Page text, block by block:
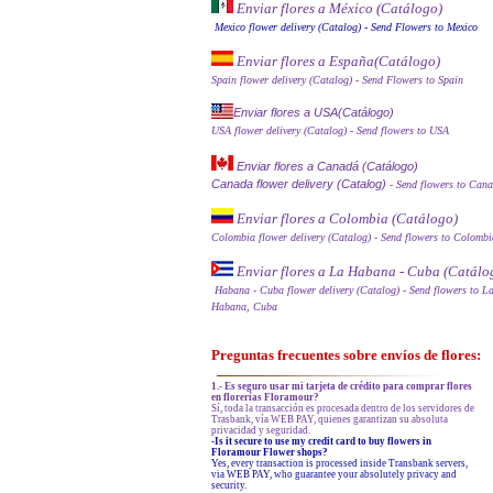
Enviar flores a México (Catálogo)
Mexico flower delivery (Catalog) - Send Flowers to Mexico
Enviar flores a España(Catálogo)
Spain flower delivery (Catalog) - Send Flowers to Spain
Enviar flores a USA(Catálogo)
USA flower delivery (Catalog) - Send flowers to USA
Enviar flores a Canadá (Catálogo)
Canada flower delivery (Catalog) - Send flowers to
Enviar flores a Colombia (Catálogo)
Colombia flower delivery (Catalog) - Send flowers to
Enviar flores a La Habana - Cuba
Habana - Cuba flower delivery (Catalog) - Send flowers to La
Habana, Cuba
Preguntas frecuentes sobre envíos de flores:
1.- Es seguro usar mi tarjeta de crédito para comprar flores
en florerías Floramour?
Sí, toda la transacción es procesada dentro de los servidores de
Trasbank, vía WEB PAY, quienes garantizan su absoluta
privacidad y seguridad.
-Is it secure to use my credit card to buy flowers in
Floramour Flower shops?
Yes, every transaction is processed inside Transbank servers,
via WEB PAY, who guarantee your absolutely privacy and
security.